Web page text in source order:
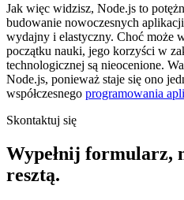
Jak więc widzisz, Node.js to
budowanie nowoczesnych
wydajny i elastyczny. Choć może
początku nauki, jego korzyści w
technologicznej są nieocenione.
Node.js, ponieważ staje się ono
współczesnego programowania
Skontaktuj się
Wypełnij formularz,
resztą.